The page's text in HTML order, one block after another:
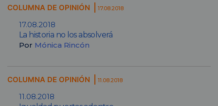
COLUMNA DE OPINIÓN 17.08.2018
17.08.2018
La historia no los absolverá
Por Mónica Rincón
COLUMNA DE OPINIÓN 11.08.2018
11.08.2018